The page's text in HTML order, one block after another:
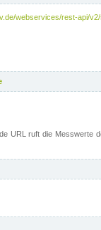
webservices/rest-api/
URL ruft die Messwerte